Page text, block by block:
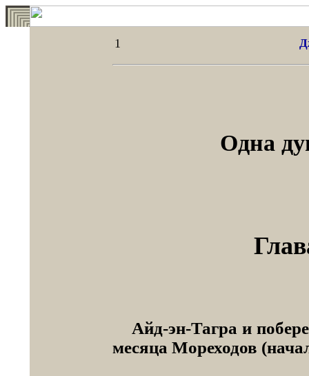
1
Одна
Айд-эн-Тагра и
месяца Мореходов